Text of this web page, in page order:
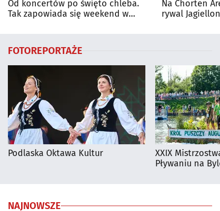
Od koncertów po święto chleba.
Tak zapowiada się weekend w
Na Chorten
rywal
FOTOREPORTAŻE
Podlaska Oktawa Kultur
XXIX
Pływaniu na
NAJNOWSZE